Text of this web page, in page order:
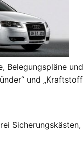
Belegungspläne
und